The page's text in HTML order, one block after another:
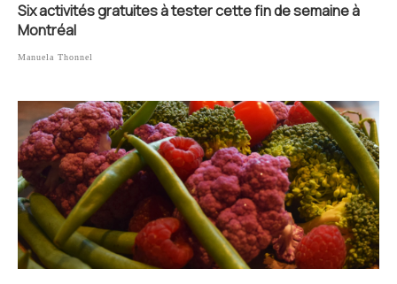
Six activités gratuites à tester cette fin de semaine à
Montréal
Manuela Thonnel